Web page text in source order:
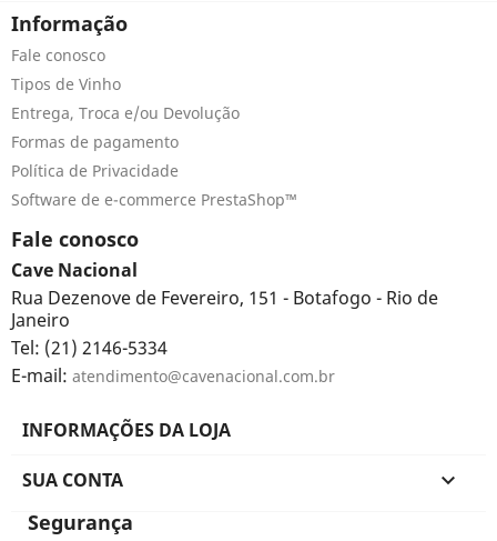
Informação
Fale conosco
Tipos de Vinho
Entrega, Troca e/ou Devolução
Formas de pagamento
Política de Privacidade
Software de e-commerce PrestaShop™
Fale conosco
Cave Nacional
Rua Dezenove de Fevereiro, 151 - Botafogo - Rio de
Janeiro
Tel: (21) 2146-5334
E-mail: atendimento@cavenacional.com.br
INFORMAÇÕES DA LOJA
SUA CONTA

Segurança